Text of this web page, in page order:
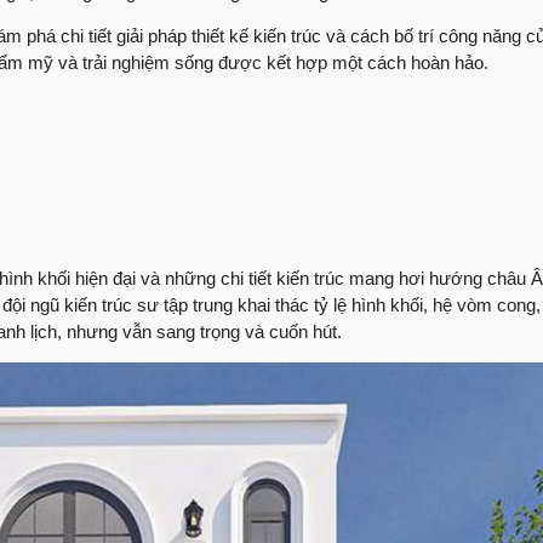
Nhận xét trực tiếp
thượng phường
60 ngày lột xác
Anh An có cảm
Sửa nhà cùng Việt
Lắng nghe ý kiến
dựng
Những ý kiến của
Bàn giao nhà phố
Bàn giao nhà |
Review nhà |
phá chi tiết giải pháp thiết kế kiến trúc và cách bố trí công năng
mỹ và trải nghiệm sống được kết hợp một cách hoàn hảo.
khối hiện đại và những chi tiết kiến trúc mang hơi hướng châu
ngũ kiến trúc sư tập trung khai thác tỷ lệ hình khối, hệ vòm
lịch, nhưng vẫn sang trọng và cuốn hút.